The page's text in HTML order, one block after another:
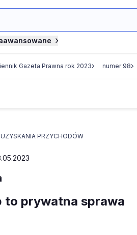
Gazeta Prawna rok 2023 numer 98
PRZYCHODÓW
to prywatna sprawa